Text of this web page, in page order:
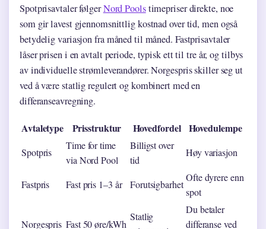
Spotprisavtaler følgerNord Poolstimepriser direkte, noe
som gir lavest gjennomsnittlig kostnad over tid, men også
betydelig variasjon fra måned til måned. Fastprisavtaler
låser prisen i en avtalt periode, typisk ett til tre år, og tilbys
av individuelle strømleverandører. Norgespris skiller seg ut
ved å være statlig regulert og kombinert med en
differanseavregning.
Avtaletype Prisstruktur Hovedfordel Hovedulempe
Spotpris
Time for time
via Nord Pool
Billigst over
tid
Høy variasjon
Fastpris Fast pris 1–3 år Forutsigbarhet
Ofte dyrere enn
spot
Norgespris Fast 50 øre/kWh
Statlig
Du betaler
differanse ved